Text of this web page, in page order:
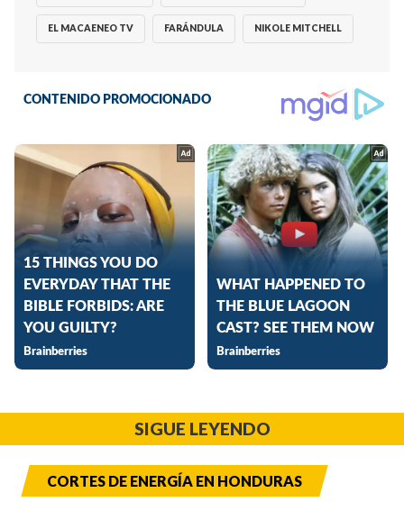
EL MACAENEO TV FARÁNDULA NIKOLE MITCHELL
SIGUE LEYENDO
CORTES DE ENERGÍA EN HONDURAS